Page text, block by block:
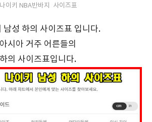
나이키 NBA반바지 사이즈표
남성 하의 사이즈표 입니다.
아시아 거주 어른들의
하의 사이즈표입니다.